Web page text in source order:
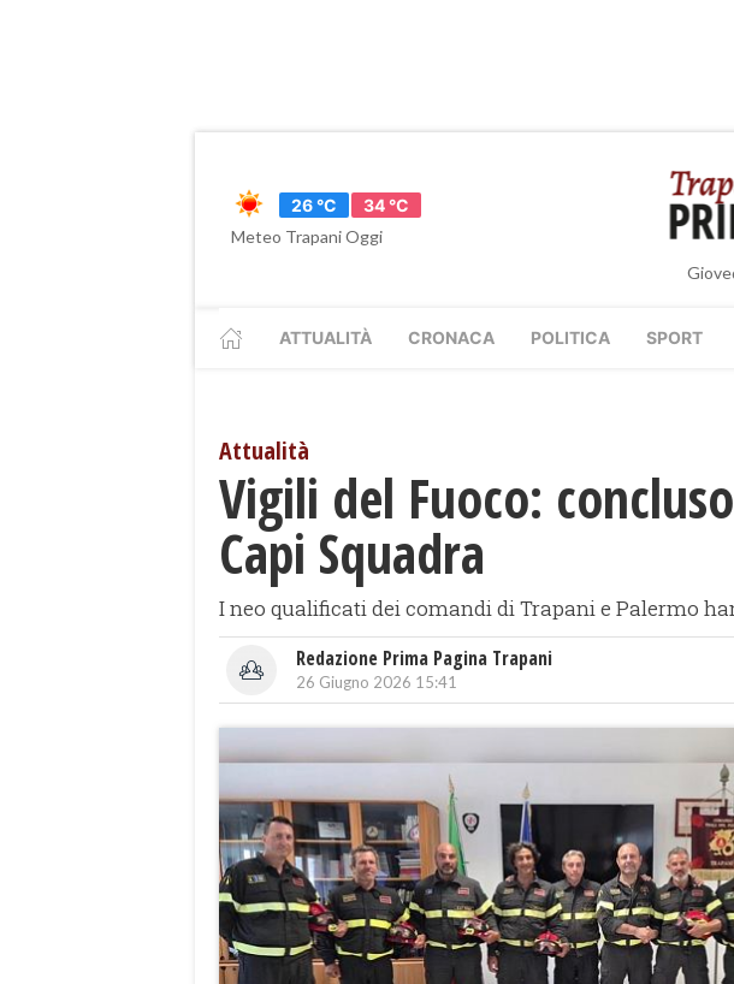
26 °C
34 °C
Meteo Trapani Oggi
ATTUALITÀ CRONACA POLITICA SPORT
Attualità
Vigili del Fuoco:
Capi Squadra
I neo qualificati dei comandi di Trapani e Palermo
Redazione Prima Pagina Trapani
26 Giugno 2026 15:41